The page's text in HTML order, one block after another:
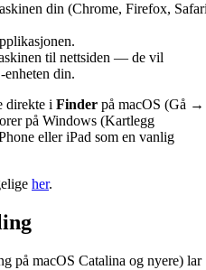
din (Chrome, Firefox,
til nettsiden — de vil
din.
direkte i Finder på macOS (Gå →
på Windows (Kartlegg
eller iPad som en vanlig
her.
på macOS Catalina og nyere) lar